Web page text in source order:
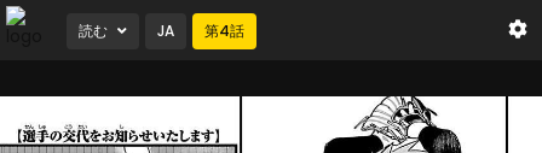
読む JA 第4話